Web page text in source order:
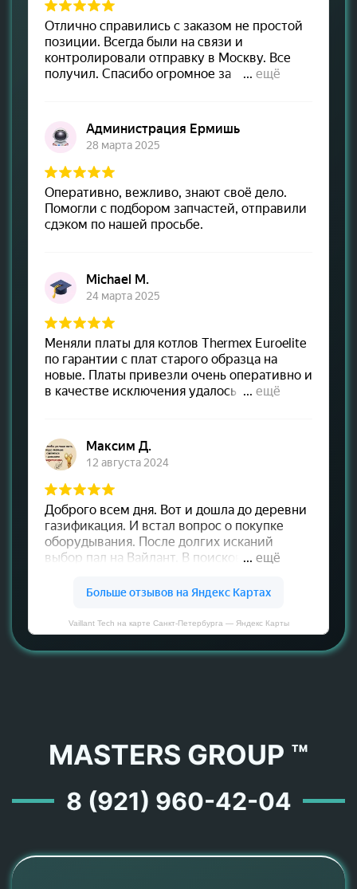
Vaillant Tech на карте Санкт‑Петербурга — Яндекс Карты
MASTERS GROUP ™
8 (921) 960-42-04